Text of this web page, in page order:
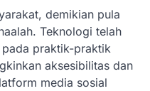
demikian pula
Teknologi telah
praktik-praktik
aksesibilitas dan
media sosial